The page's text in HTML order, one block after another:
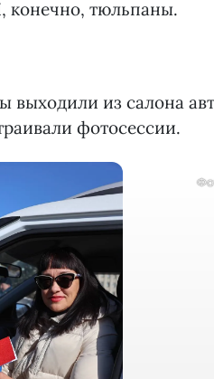
конечно, тюльпаны.
из салона
фотосессии.